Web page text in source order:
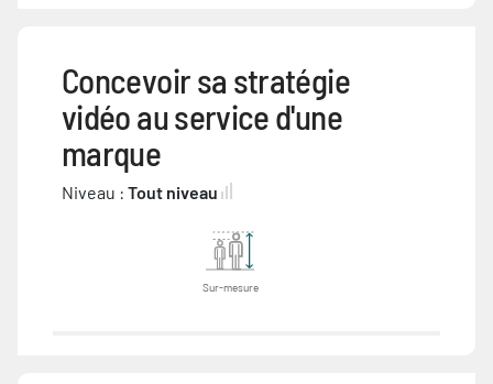
Concevoir sa stratégie
vidéo au service d'une
marque
Niveau : Tout niveau
Sur-mesure